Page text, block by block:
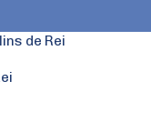
de Rei